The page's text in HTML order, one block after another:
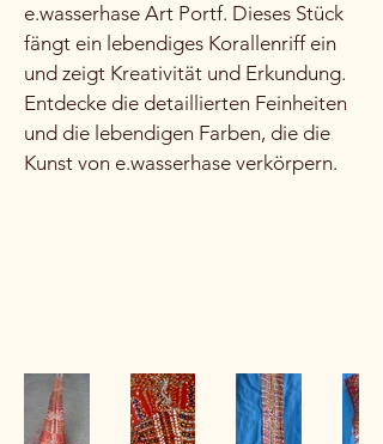
e.wasserhase Art Portf. Dieses Stück
fängt ein lebendiges Korallenriff ein
und zeigt Kreativität und Erkundung.
Entdecke die detaillierten Feinheiten
und die lebendigen Farben, die die
Kunst von e.wasserhase verkörpern.